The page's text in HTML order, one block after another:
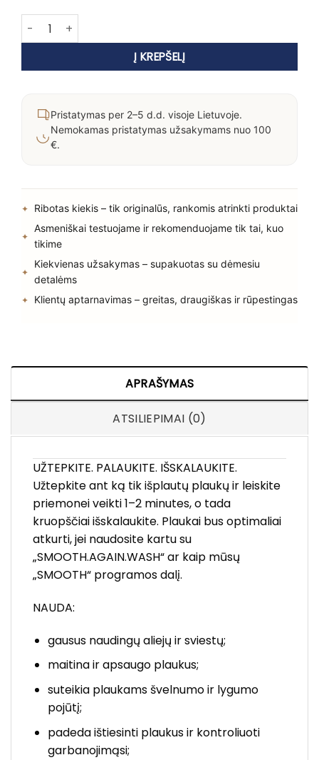
produkto kiekis: KEVIN MURPHY SMOOTH.AGAIN.RINSE
Į KREPŠELĮ
Pristatymas per 2–5 d.d. visoje Lietuvoje.
Nemokamas pristatymas užsakymams nuo 100
€.
Ribotas kiekis – tik originalūs, rankomis atrinkti produktai
Asmeniškai testuojame ir rekomenduojame tik tai, kuo
tikime
Kiekvienas užsakymas – supakuotas su dėmesiu
detalėms
Klientų aptarnavimas – greitas, draugiškas ir rūpestingas
APRAŠYMAS
ATSILIEPIMAI (0)
UŽTEPKITE. PALAUKITE. IŠSKALAUKITE.
Užtepkite ant ką tik išplautų plaukų ir leiskite
priemonei veikti 1–2 minutes, o tada
kruopščiai išskalaukite. Plaukai bus optimaliai
atkurti, jei naudosite kartu su
„SMOOTH.AGAIN.WASH“ ar kaip mūsų
„SMOOTH“ programos dalį.
NAUDA:
gausus naudingų aliejų ir sviestų;
maitina ir apsaugo plaukus;
suteikia plaukams švelnumo ir lygumo
pojūtį;
padeda ištiesinti plaukus ir kontroliuoti
garbanojimąsi;